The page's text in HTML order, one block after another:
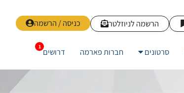
כניסה / הרשמה הרשמה לניוזלטר
סרטונים חברות פארמה דרושים